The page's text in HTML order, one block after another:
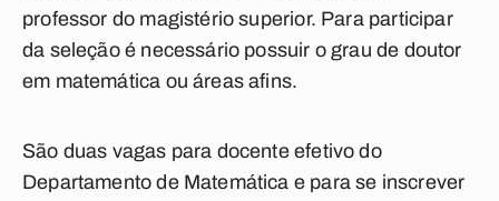
professor do magistério superior. Para participar
da seleção é necessário possuir o grau de doutor
em matemática ou áreas afins.
São duas vagas para docente efetivo do
Departamento de Matemática e para se inscrever